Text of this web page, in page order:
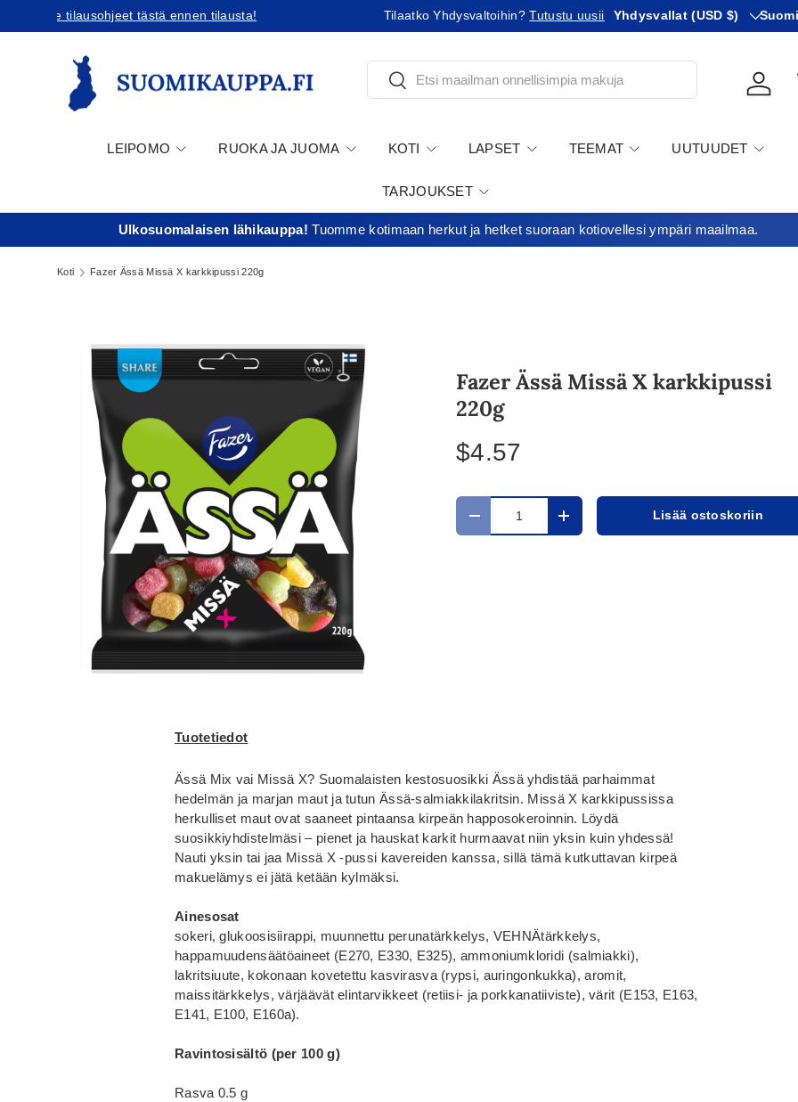
Jatka sisältöön
Tilaatko Yhdysvaltoihin?Tutustu uusiin tullikäytäntöihin! Minimitilausraja 35€
Maa
Yhdysvallat (USD $) KIeli
Suomi
Etsi
LEIPOMO RUOKA JA JUOMA KOTI LAPSET TEEMAT UUTUUDET
TARJOUKSET
Ulkosuomalaisen lähikauppa!Tuomme kotimaan herkut ja hetket suoraan kotiovellesi ympäri maailmaa.
Koti Fazer Ässä Missä X karkkipussi 220g
Fazer Ässä Missä X karkkipussi
220g
$4.57
Määrä
Translation missing: fi.cart.items.decrease_quantity
Translation missing:Lisää ostoskoriin
Tuotetiedot
Ässä Mix vai Missä X? Suomalaisten kestosuosikki Ässä yhdistää parhaimmat
hedelmän ja marjan maut ja tutun Ässä-salmiakkilakritsin. Missä X karkkipussissa
herkulliset maut ovat saaneet pintaansa kirpeän happosokeroinnin. Löydä
suosikkiyhdistelmäsi – pienet ja hauskat karkit hurmaavat niin yksin kuin yhdessä!
Nauti yksin tai jaa Missä X -pussi kavereiden kanssa, sillä tämä kutkuttavan kirpeä
makuelämys ei jätä ketään kylmäksi.
Ainesosat
sokeri, glukoosisiirappi, muunnettu perunatärkkelys, VEHNÄtärkkelys,
happamuudensäätöaineet (E270, E330, E325), ammoniumkloridi (salmiakki),
lakritsiuute, kokonaan kovetettu kasvirasva (rypsi, auringonkukka), aromit,
maissitärkkelys, värjäävät elintarvikkeet (retiisi- ja porkkanatiiviste), värit (E153, E163,
E141, E100, E160a).
Ravintosisältö (per 100 g)
Rasva 0.5 g